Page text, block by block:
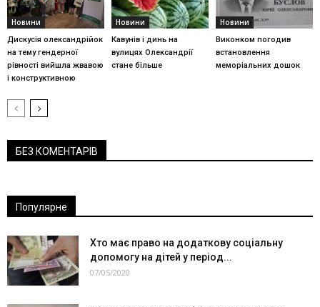
Новини
Дискусія олександрійок
на тему гендерної
рівності вийшла жвавою
і конструктивною
Новини
Кавунів і динь на
вулицях Олександрії
стане більше
Новини
Виконком погодив
встановлення
меморіальних дошок
БЕЗ КОМЕНТАРІВ
Популярне
Хто має право на додаткову соціальну
допомогу на дітей у період...
07/05/2020